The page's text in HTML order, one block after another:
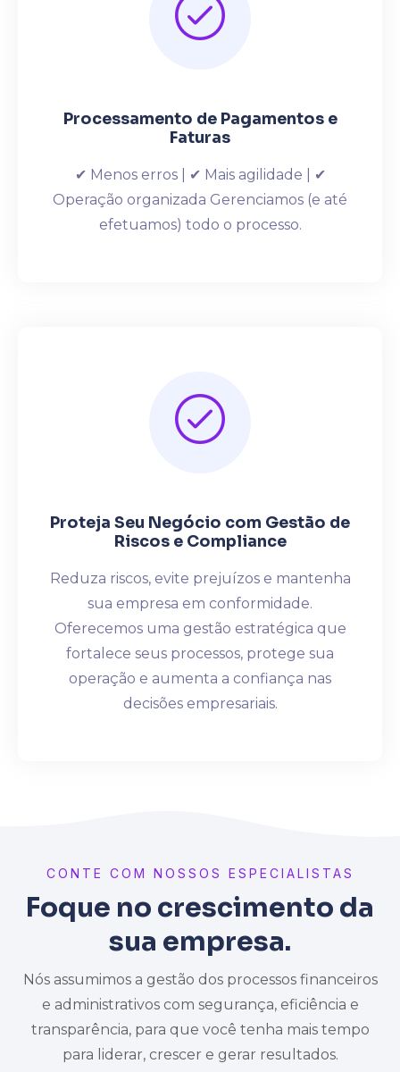
Processamento de Pagamentos e
Faturas
✔ Menos erros | ✔ Mais agilidade | ✔
Operação organizada Gerenciamos (e até
efetuamos) todo o processo.
Proteja Seu Negócio com Gestão de
Riscos e Compliance
Reduza riscos, evite prejuízos e mantenha
sua empresa em conformidade.
Oferecemos uma gestão estratégica que
fortalece seus processos, protege sua
operação e aumenta a confiança nas
decisões empresariais.
CONTE COM NOSSOS ESPECIALISTAS
Foque no crescimento da
sua empresa.
Nós assumimos a gestão dos processos financeiros
e administrativos com segurança, eficiência e
transparência, para que você tenha mais tempo
para liderar, crescer e gerar resultados.